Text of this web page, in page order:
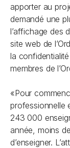
apporter au
demandé une
l’affichage des
site web de
la
membres de
«Pour
professionnelle
243 000
année, moins
d’enseigner.